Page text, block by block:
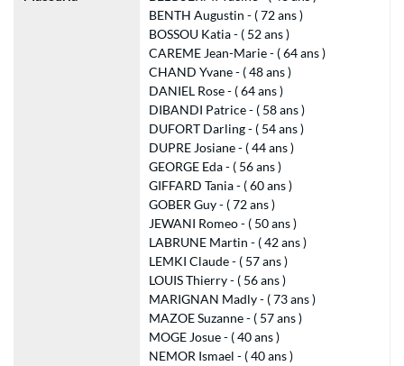
BENTH Augustin - ( 72 ans )
BOSSOU Katia - ( 52 ans )
CAREME Jean-Marie - ( 64 ans )
CHAND Yvane - ( 48 ans )
DANIEL Rose - ( 64 ans )
DIBANDI Patrice - ( 58 ans )
DUFORT Darling - ( 54 ans )
DUPRE Josiane - ( 44 ans )
GEORGE Eda - ( 56 ans )
GIFFARD Tania - ( 60 ans )
GOBER Guy - ( 72 ans )
JEWANI Romeo - ( 50 ans )
LABRUNE Martin - ( 42 ans )
LEMKI Claude - ( 57 ans )
LOUIS Thierry - ( 56 ans )
MARIGNAN Madly - ( 73 ans )
MAZOE Suzanne - ( 57 ans )
MOGE Josue - ( 40 ans )
NEMOR Ismael - ( 40 ans )